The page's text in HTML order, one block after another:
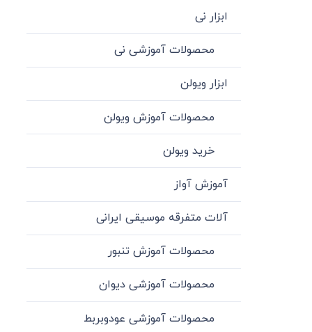
ابزار نی
محصولات آموزشی نی
ابزار ویولن
محصولات آموزش ویولن
خرید ویولن
آموزش آواز
آلات متفرقه موسیقی ایرانی
محصولات آموزش تنبور
محصولات آموزشی دیوان
محصولات آموزشی عودوبربط